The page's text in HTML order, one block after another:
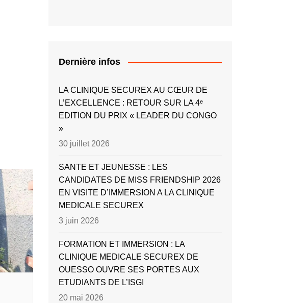
Dernière infos
LA CLINIQUE SECUREX AU CŒUR DE
L’EXCELLENCE : RETOUR SUR LA 4ᵉ
EDITION DU PRIX « LEADER DU CONGO
»
30 juillet 2026
SANTE ET JEUNESSE : LES
CANDIDATES DE MISS FRIENDSHIP 2026
EN VISITE D’IMMERSION A LA CLINIQUE
MEDICALE SECUREX
3 juin 2026
FORMATION ET IMMERSION : LA
CLINIQUE MEDICALE SECUREX DE
OUESSO OUVRE SES PORTES AUX
ETUDIANTS DE L’ISGI
20 mai 2026